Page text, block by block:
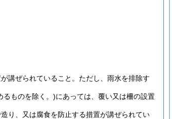
講ぜられていること。 ただし、雨水を排除す
るものを除く。)にあっては、覆い又は柵の設置
り、又は腐食を防止する措置が講ぜられてい